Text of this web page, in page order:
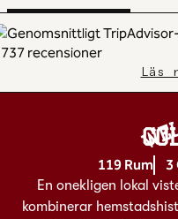
Läs
119 Rum 3
En onekligen lokal
kombinerar